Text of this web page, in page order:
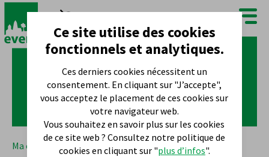
Ma commune Que faire ? Sport Clubs sportifs
Ce site utilise des cookies
fonctionnels et analytiques.
Ces derniers cookies nécessitent un
consentement. En cliquant sur "J’accepte",
vous acceptez le placement de ces cookies sur
votre navigateur web.
Vous souhaitez en savoir plus sur les cookies
de ce site web ? Consultez notre politique de
cookies en cliquant sur "plus d’infos".